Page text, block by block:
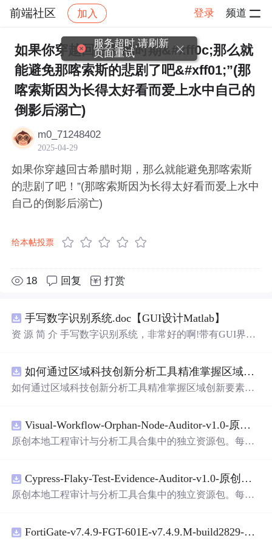
前端社区 加入 登录 频道
社区 前端社区 感慨 帖子详情
如果你穿越回古希腊时期&#xff0c;那么就
能避免那喀索斯的悲剧了吧&#xff01;”(那
喀索斯因为长得太好看而爱上水中自己的
倒影后溺亡)
m0_71248402
2025-04-29
如果你穿越回古希腊时期，那么就能避免那喀索斯
的悲剧了吧！”(那喀索斯因为长得太好看而爱上水中
自己的倒影后溺亡)
给本帖投票
18 回复 打赏
手写数字识别系统.doc【GUI设计Matlab】
资 源 简 介 手写数字识别系统，非常好的啊!带有GUI界
带有直观的图形用户界面（GUI），非常容易使用。你只
需要将手写数字输入系统，它将立即给出准确的识别结
是一个非常方便和实用的工具，你一定会喜欢它的！
如何通过区域科技创新分析工具精准掌握区域创新要素分布与产业链融合现状？.docx
如何通过区域科技创新分析工具精准掌握区域创新要素分
Visual-Workflow-Orphan-Node-Auditor-v1.0-原创源码与文档.zip
原创本地工程审计与分析工具合集中的独立资源包。每个
README、运行说明、功能清单、MIT License及原创与授
权声明。解压后进入project目录，执行npm test验证算法，
目源码、Logo、官方截图、论文、生产日志或其他受限素
Cypress-Flaky-Test-Evidence-Auditor-v1.0-原创源码与文档.zip
原创本地工程审计与分析工具合集中的独立资源包。每个
README、运行说明、功能清单、MIT License及原创与授
FortiGate-v7.4.9-FGT-601E-v7.4.9.M-build2829-FORTINET.out
服务超时,请刷新
页面重试